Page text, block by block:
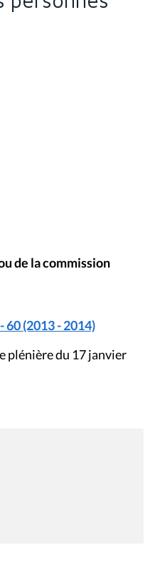
de la commission
60 (2013 - 2014)
plénière du 17 janvier